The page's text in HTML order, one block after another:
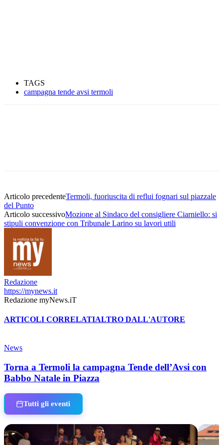
TAGS
campagna tende avsi termoli
Articolo precedenteTermoli, fuoriuscita di reflui fognari sul piazzale
del Punto
Articolo successivoMozione al Sindaco del consigliere Ciarniello: si
stipuli convenzione con Tribunale Larino su lavori utili
Redazione
https://mynews.it
Redazione myNews.iT
ARTICOLI CORRELATIALTRO DALL'AUTORE
News
Torna a Termoli la campagna Tende dell’Avsi con
Babbo Natale in Piazza
Tutti gli eventi